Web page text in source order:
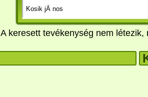
A keresett tevékenység nem